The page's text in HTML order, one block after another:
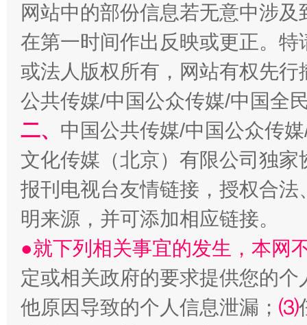
“刷贴”乱象丛生
生
揭批美国五大"原罪" "炒
网站中的部份信息若无意中涉
在第一时间作出反映或更正。
或法人版权所有，网站有权先
公共传媒/中国公众传媒/中国全
二、 中国公共传媒/中国公众传
文化传媒（北京）有限公司独
报刊电视台友情链接，授权合
明来源，并可添加相应链接。
●就下列相关事宜的发生，本网
定或相关政府的要求提供您的个
他原因导致的个人信息泄漏； ⑶